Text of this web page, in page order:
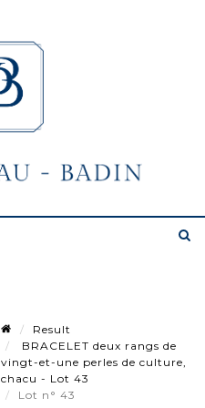
Result
BRACELET deux rangs de
vingt-et-une perles de culture,
chacu - Lot 43
Lot n° 43